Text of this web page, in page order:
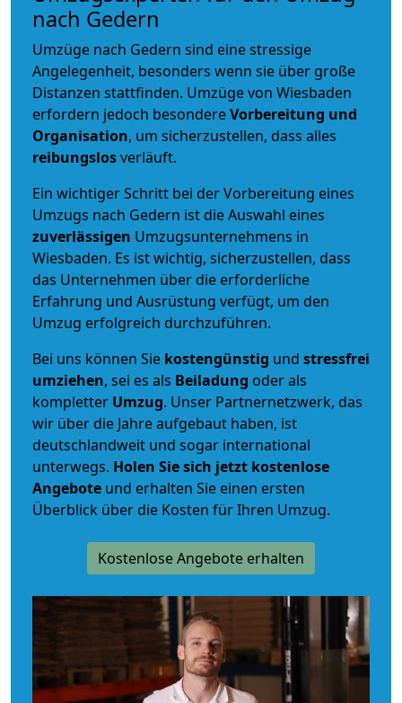
nach Gedern
Umzüge nach Gedern sind eine stressige
Angelegenheit, besonders wenn sie über große
Distanzen stattfinden. Umzüge von Wiesbaden
erfordern jedoch besondereVorbereitung und
Organisation, um sicherzustellen, dass alles
reibungslosverläuft.
Ein wichtiger Schritt bei der Vorbereitung eines
Umzugs nach Gedern ist die Auswahl eines
zuverlässigen Umzugsunternehmens in
Wiesbaden. Es ist wichtig, sicherzustellen, dass
das Unternehmen über die erforderliche
Erfahrung und Ausrüstung verfügt, um den
Umzug erfolgreich durchzuführen.
Bei uns können Sie kostengünstig und stressfrei
umziehen, sei es als Beiladung oder als
kompletter Umzug. Unser Partnernetzwerk, das
wir über die Jahre aufgebaut haben, ist
deutschlandweit und sogar international
unterwegs. Holen Sie sich jetzt kostenlose
Angebote und erhalten Sie einen ersten
Überblick über die Kosten für Ihren Umzug.
Kostenlose Angebote erhalten